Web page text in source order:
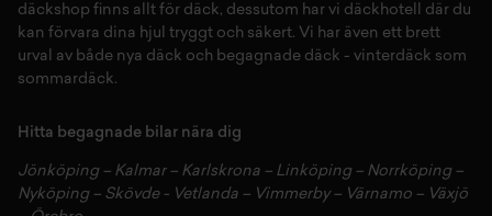
däckshop finns allt för däck, dessutom har vi däckhotell där du
kan förvara dina hjul tryggt och säkert. Vi har även ett brett
urval av både nya däck och begagnade däck - vinterdäck som
sommardäck.
Hitta begagnade bilar nära dig
Jönköping– Kalmar – Karlskrona – Linköping– Norrköping–
Nyköping– Skövde- Vetlanda – Vimmerby– Värnamo – Växjö